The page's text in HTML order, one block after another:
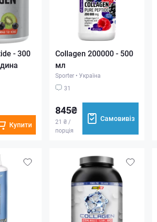
- 300
Купити
Collagen 200000 - 500
мл
Sporter • Україна
31
845₴
21 ₴ /
порція
Самовивіз